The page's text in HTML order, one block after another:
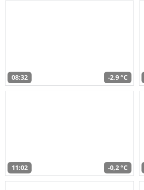
08:32 -2,9 °C
11:02 -0,2 °C